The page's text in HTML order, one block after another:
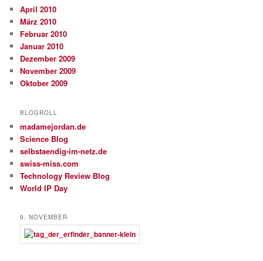
April 2010
März 2010
Februar 2010
Januar 2010
Dezember 2009
November 2009
Oktober 2009
BLOGROLL
madamejordan.de
Science Blog
selbstaendig-im-netz.de
swiss-miss.com
Technology Review Blog
World IP Day
9. NOVEMBER